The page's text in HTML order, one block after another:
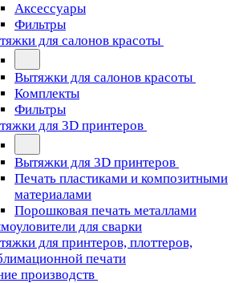
Аксессуары
Фильтры
для салонов красоты
Вытяжки для салонов красоты
Комплекты
Фильтры
для 3D принтеров
Вытяжки для 3D принтеров
Печать пластиками и композитными
материалами
Порошковая печать металлами
для сварки
для принтеров, плоттеров,
печати
производств